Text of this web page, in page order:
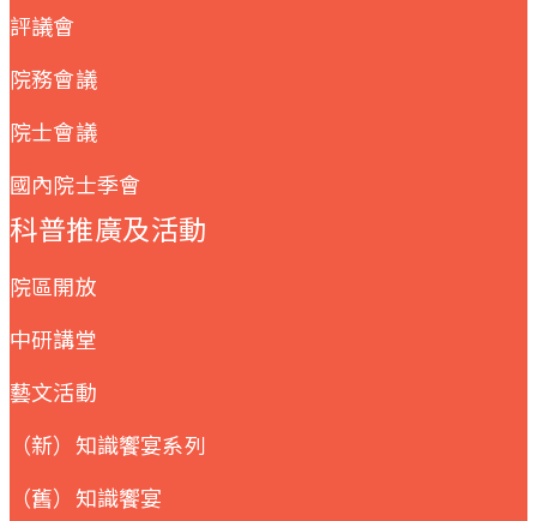
評議會
院務會議
院士會議
國內院士季會
科普推廣及活動
院區開放
中研講堂
藝文活動
（新）知識饗宴系列
（舊）知識饗宴